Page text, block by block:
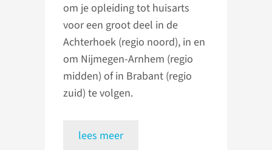
om je opleiding tot huisarts
voor een groot deel in de
Achterhoek (regio noord), in en
om Nijmegen-Arnhem (regio
midden) of in Brabant (regio
zuid) te volgen.
lees meer